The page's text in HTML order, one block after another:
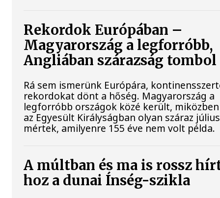
Rekordok Európában –
Magyarország a legforróbb,
Angliában szárazság tombol
Rá sem ismerünk Európára,
rekordokat dönt a hőség. Magyarország a
legforróbb országok közé került, miközben
az Egyesült Királyságban olyan száraz
mértek, amilyenre 155 éve nem volt példa.
A múltban és ma is rossz
hoz a dunai Ínség-szikla